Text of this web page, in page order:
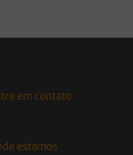
em contato
estamos